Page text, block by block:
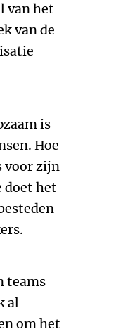
van het
van de
is
Hoe
voor zijn
doet het
teams
al
om het